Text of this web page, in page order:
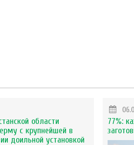
области
с крупнейшей в
доильной установкой
77%: